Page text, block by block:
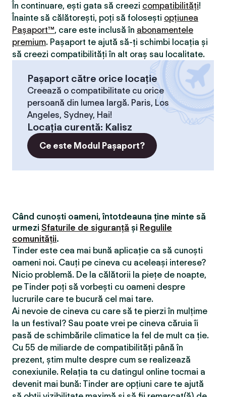
În continuare, ești gata să creezi compatibilităţi!
Înainte să călătorești, poți să folosești opțiunea
Pașaport™, care este inclusă în abonamentele
premium. Pașaport te ajută să-ți schimbi locația și
să creezi compatibilităţi în alt oraș sau localitate.
Pașaport către orice locație
Creează o compatibilitate cu orice
persoană din lumea largă. Paris, Los
Angeles, Sydney, Hai!
Locaţia curentă: Kalisz
Ce este Modul Pașaport?
Când cunoști oameni, întotdeauna ține minte să
urmezi Sfaturile de siguranță și Regulile
comunității.
Tinder este cea mai bună aplicație ca să cunoști
oameni noi. Cauți pe cineva cu aceleași interese?
Nicio problemă. De la călătorii la piețe de noapte,
pe Tinder poți să vorbești cu oameni despre
lucrurile care te bucură cel mai tare.
Ai nevoie de cineva cu care să te pierzi în mulțime
la un festival? Sau poate vrei pe cineva căruia îi
pasă de schimbările climatice la fel de mult ca ție.
Cu 55 de miliarde de compatibilităţi până în
prezent, știm multe despre cum se realizează
conexiunile. Relația ta cu datingul online tocmai a
devenit mai bună: Tinder are opțiuni care te ajută